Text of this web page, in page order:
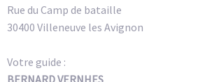
Rue du Camp de bataille
30400 Villeneuve les Avignon
Votre guide :